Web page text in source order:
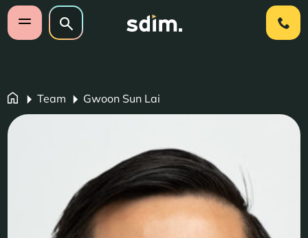
Navigatie overslaan
Open mobiel menu
Zoeken op website
Zoeken
Team Gwoon Sun Lai